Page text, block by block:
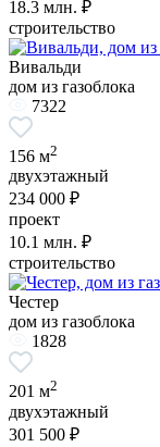
18.3 млн. ₽
строительство
Вивальди
дом из газоблока
7322
156 м2
двухэтажный
234 000 ₽
проект
10.1 млн. ₽
строительство
Честер
дом из газоблока
1828
201 м2
двухэтажный
301 500 ₽